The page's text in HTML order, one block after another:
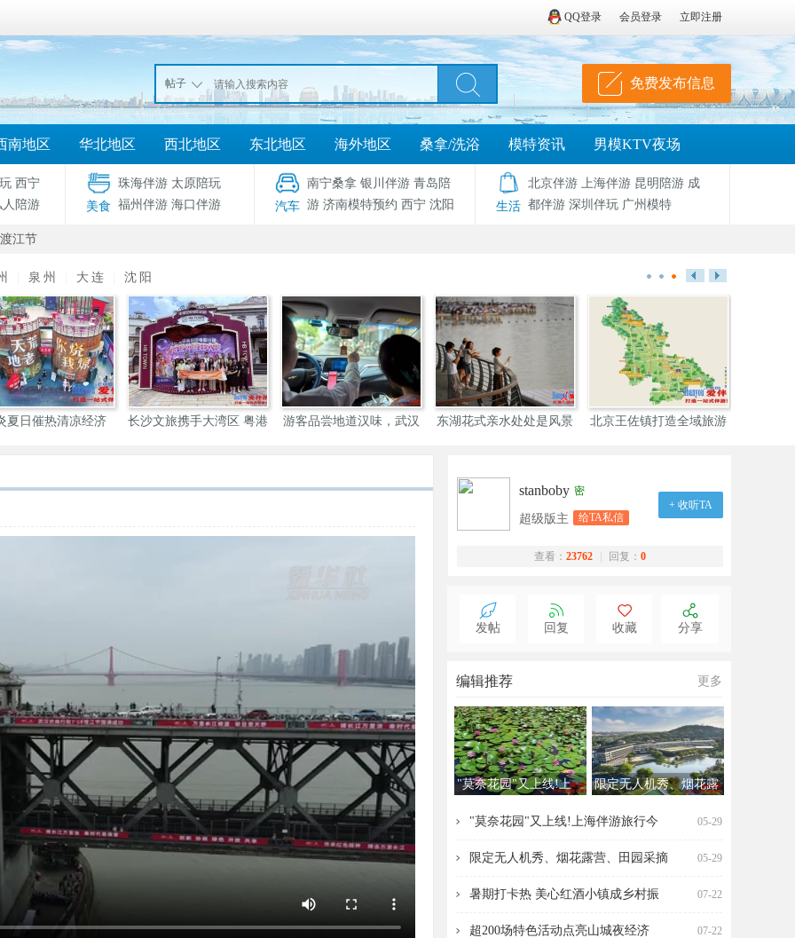
QQ登录 会员登录 立即注册
帖子 免费发布信息
南地区 华北地区 西北地区 东北地区 海外地区 桑拿/洗浴 模特资讯 男模KTV夜场
西宁
陪游
美食
珠海伴游 太原陪玩
福州伴游 海口伴游 汽车
南宁桑拿 银川伴游 青岛陪
游 济南模特预约 西宁 沈阳 生活
北京伴游 上海伴游 昆明陪游 成
都伴游 深圳伴玩 广州模特
江节
泉州 大连 沈阳
夏日催热清凉经济 长沙文旅携手大湾区 粤港
游客品尝地道汉味，武汉
东湖花式亲水处处是风景
北京王佐镇打造全域旅游
stanboby 密
超级版主 给TA私信
+ 收听TA
查看： 23762 回复： 0
发帖 回复 收藏 分享
编辑推荐 更多
"莫奈花园"又上线!上
限定无人机秀、烟花露
"莫奈花园"又上线!上海伴游旅行今
05-29
限定无人机秀、烟花露营、田园采摘 05-29
暑期打卡热 美心红酒小镇成乡村振 07-22
超200场特色活动点亮山城夜经济 07-22